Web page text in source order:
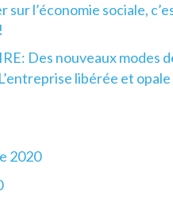
sur l’économie sociale,
Des nouveaux modes
libérée et opale
2020